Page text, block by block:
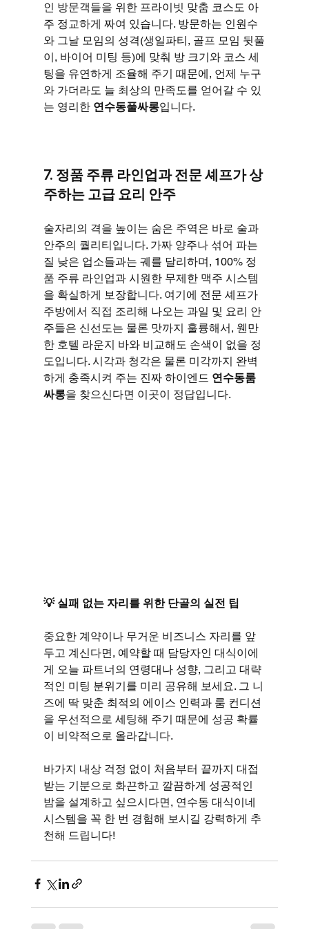
인 방문객들을 위한 프라이빗 맞춤 코스도 아
주 정교하게 짜여 있습니다. 방문하는 인원수
와 그날 모임의 성격(생일파티, 골프 모임 뒷풀
이, 바이어 미팅 등)에 맞춰 방 크기와 코스 세
팅을 유연하게 조율해 주기 때문에, 언제 누구
와 가더라도 늘 최상의 만족도를 얻어갈 수 있
는 영리한 연수동풀싸롱입니다.
7. 정품 주류 라인업과 전문 셰프가 상
주하는 고급 요리 안주
술자리의 격을 높이는 숨은 주역은 바로 술과
안주의 퀄리티입니다. 가짜 양주나 섞어 파는
질 낮은 업소들과는 궤를 달리하며, 100% 정
품 주류 라인업과 시원한 무제한 맥주 시스템
을 확실하게 보장합니다. 여기에 전문 셰프가
주방에서 직접 조리해 나오는 과일 및 요리 안
주들은 신선도는 물론 맛까지 훌륭해서, 웬만
한 호텔 라운지 바와 비교해도 손색이 없을 정
도입니다. 시각과 청각은 물론 미각까지 완벽
하게 충족시켜 주는 진짜 하이엔드 연수동룸
싸롱을 찾으신다면 이곳이 정답입니다.
💡 실패 없는 자리를 위한 단골의 실전 팁
중요한 계약이나 무거운 비즈니스 자리를 앞
두고 계신다면, 예약할 때 담당자인 대식이에
게 오늘 파트너의 연령대나 성향, 그리고 대략
적인 미팅 분위기를 미리 공유해 보세요. 그 니
즈에 딱 맞춘 최적의 에이스 인력과 룸 컨디션
을 우선적으로 세팅해 주기 때문에 성공 확률
이 비약적으로 올라갑니다.
바가지 내상 걱정 없이 처음부터 끝까지 대접
받는 기분으로 화끈하고 깔끔하게 성공적인
밤을 설계하고 싶으시다면, 연수동 대식이네
시스템을 꼭 한 번 경험해 보시길 강력하게 추
천해 드립니다!